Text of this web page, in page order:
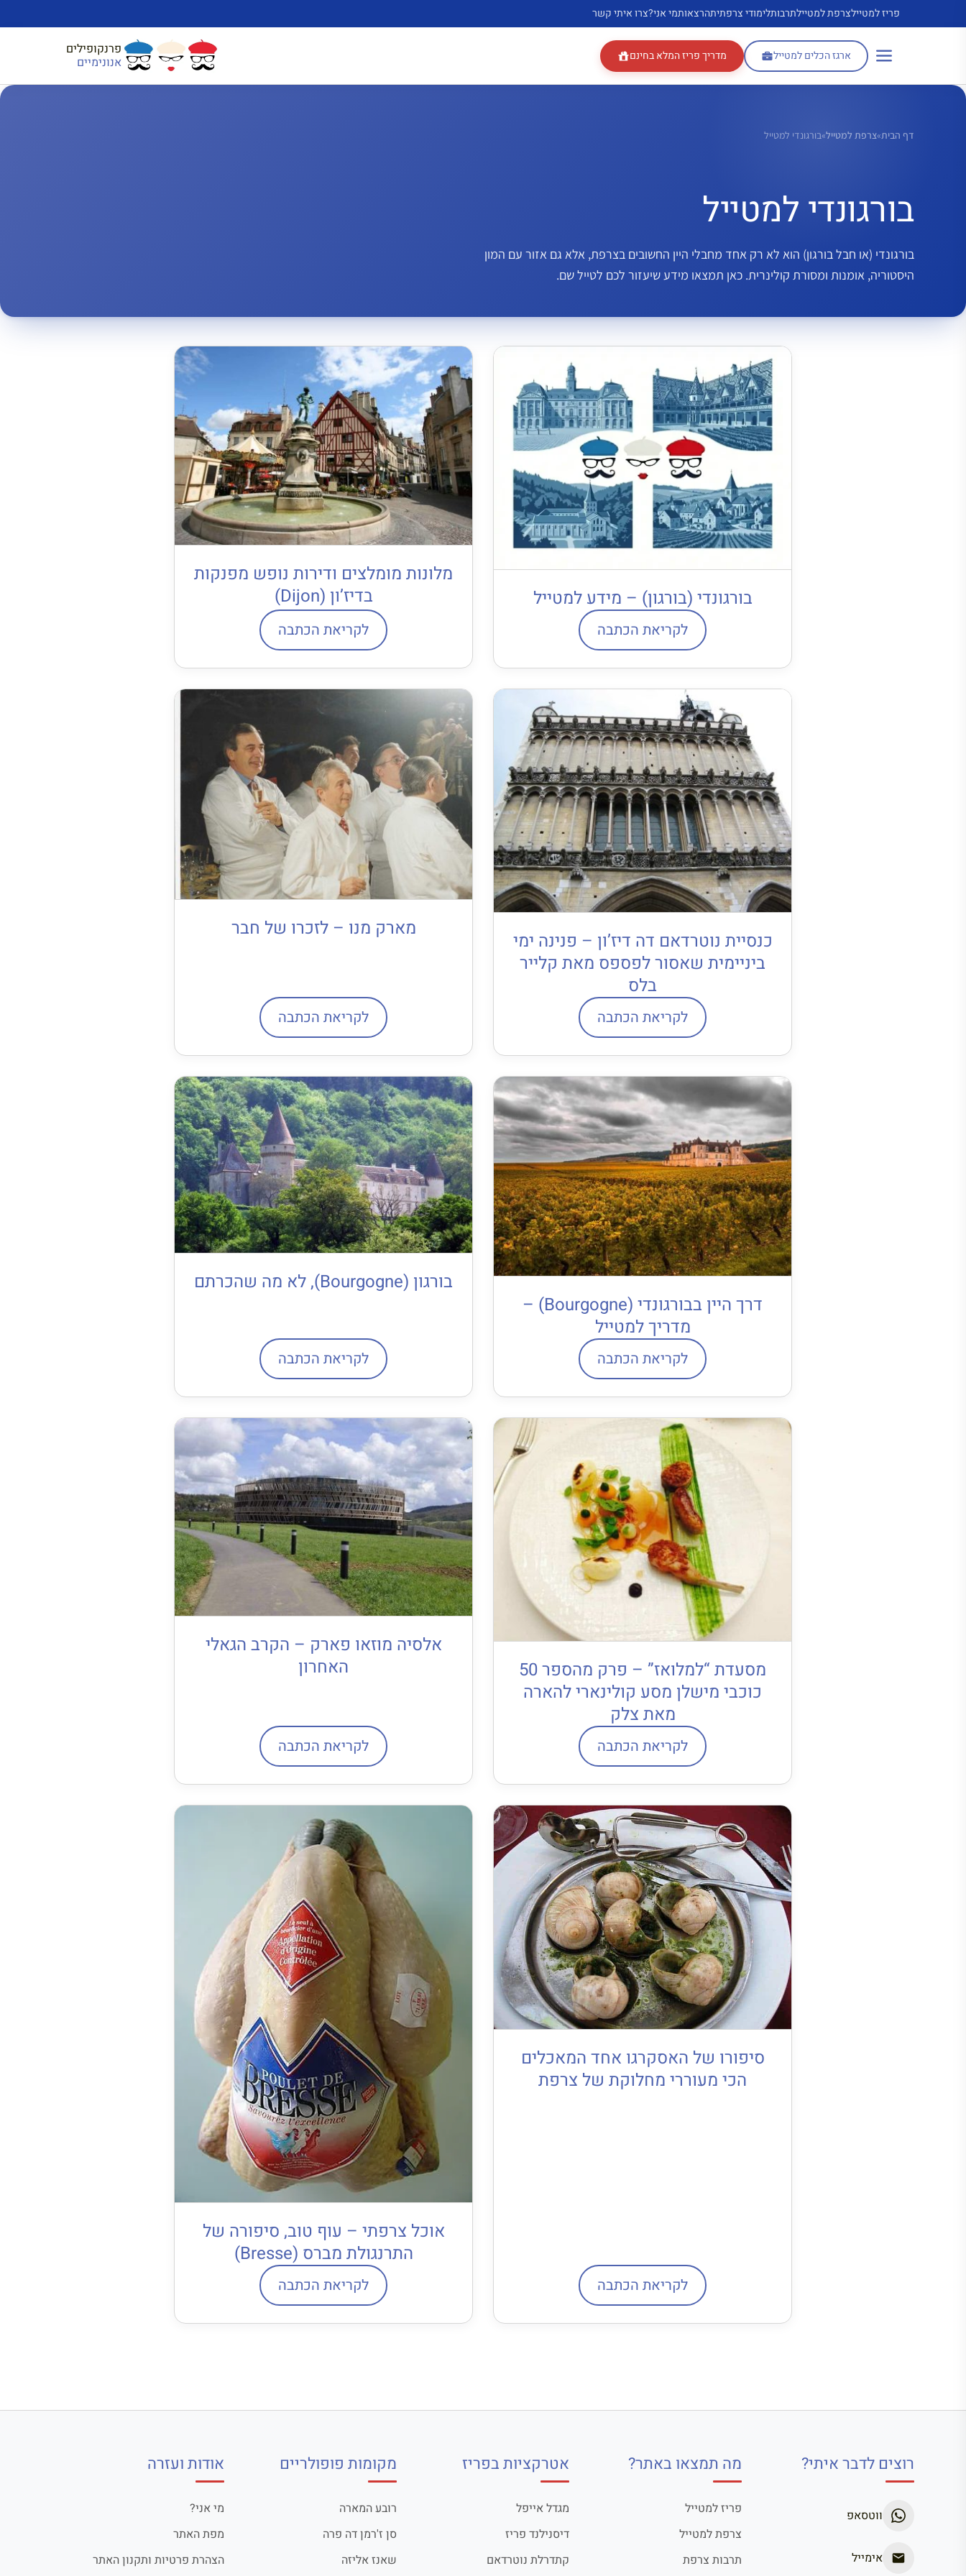
פריז למטיילצרפת למטיילתרבותלימודי צרפתיתהרצאותמי אני?צרו איתי קשר
ארגז הכלים למטייל מדריך פריז המלא בחינם פרנקופילים
אנונימיים
דף הבית»צרפת למטייל»בורגונדי למטייל
בורגונדי למטייל
בורגונדי (או חבל בורגון) הוא לא רק אחד מחבלי היין החשובים בצרפת, אלא גם אזור עם המון
היסטוריה, אומנות ומסורת קולינרית. כאן תמצאו מידע שיעזור לכם לטייל שם.
בורגונדי (בורגון) – מידע למטייל
לקריאת הכתבה
מלונות מומלצים ודירות נופש מפנקות
בדיז’ון (Dijon)
לקריאת הכתבה
כנסיית נוטרדאם דה דיז’ון – פנינה ימי
ביניימית שאסור לפספס מאת קלייר
בלס
לקריאת הכתבה
מארק מנו – לזכרו של חבר
לקריאת הכתבה
דרך היין בבורגונדי (Bourgogne) –
מדריך למטייל
לקריאת הכתבה
בורגון (Bourgogne), לא מה שהכרתם
לקריאת הכתבה
מסעדת “למלואז” – פרק מהספר 50
כוכבי מישלן מסע קולינארי להארה
מאת צלק
לקריאת הכתבה
אלסיה מוזאו פארק – הקרב הגאלי
האחרון
לקריאת הכתבה
סיפורו של האסקרגו אחד המאכלים
הכי מעוררי מחלוקת של צרפת
לקריאת הכתבה
אוכל צרפתי – עוף טוב, סיפורה של
התרנגולת מברס (Bresse)
לקריאת הכתבה
רוצים לדבר איתי?
ווטסאפ
אימייל
מה תמצאו באתר?
פריז למטייל
צרפת למטייל
תרבות צרפת
אטרקציות בפריז
מגדל אייפל
דיסנילנד פריז
קתדרלת נוטרדאם
מקומות פופולריים
רובע המארה
סן ז'רמן דה פרה
שאנז אליזה
אודות ועזרה
מי אני?
מפת האתר
הצהרת פרטיות ותקנון האתר